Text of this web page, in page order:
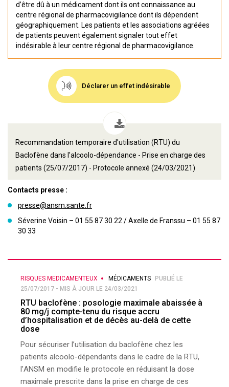
d’être dû à un médicament dont ils ont connaissance au
centre régional de pharmacovigilance dont ils dépendent
géographiquement. Les patients et les associations agréées
de patients peuvent également signaler tout effet
indésirable à leur centre régional de pharmacovigilance.
Déclarer un effet indésirable
Recommandation temporaire d'utilisation (RTU) du
Baclofène dans l'alcoolo-dépendance - Prise en charge des
patients (25/07/2017) - Protocole annexé (24/03/2021)
Contacts presse :
presse@ansm.sante.fr
Séverine Voisin – 01 55 87 30 22 / Axelle de Franssu – 01 55 87
30 33
RISQUES MEDICAMENTEUX MÉDICAMENTS
PUBLIÉ LE
25/07/2017 - MIS À JOUR LE 24/03/2021
RTU baclofène : posologie maximale abaissée à
80 mg/j compte-tenu du risque accru
d’hospitalisation et de décès au-delà de cette
dose
Pour sécuriser l’utilisation du baclofène chez les
patients alcoolo-dépendants dans le cadre de la RTU,
l’ANSM en modifie le protocole en réduisant la dose
maximale prescrite dans la prise en charge de ces